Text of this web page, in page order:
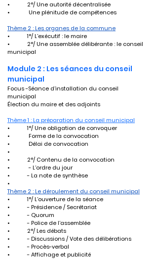
•	2°/ Une autorité décentralisée
•	 Une plénitude de compétences
Thème 2 : Les organes de la commune
•	1°/ L’exécutif : le maire
•	2°/ Une assemblée délibérante : le conseil
municipal
Module 2 : Les séances du conseil
municipal
Focus -Séance d’installation du conseil
municipal
Élection du maire et des adjoints
Thème 1 : La préparation du conseil municipal
•	1°/ Une obligation de convoquer
•	 Forme de la convocation
•	 Délai de convocation
•	2°/ Contenu de la convocation
•	 - L’ordre du jour
•	- La note de synthèse
Thème 2 : Le déroulement du conseil municipal
•	1°/ L’ouverture de la séance
•	- Présidence / Secrétariat
•	- Quorum
•	- Police de l’assemblée
•	2°/ Les débats
•	- Discussions / Vote des délibérations
•	- Procès-verbal
•	- Affichage et publicité